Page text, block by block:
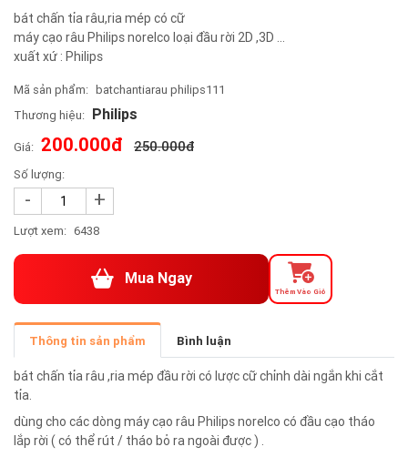
bát chấn tỉa râu,ria mép có cữ
máy cạo râu Philips norelco loại đầu rời 2D ,3D ...
xuất xứ : Philips
Mã sản phẩm:
batchantiarau philips111
Thương hiệu: Philips
Giá: 200.000đ 250.000đ
Số lượng:
- +
Lượt xem: 6438
Mua Ngay
Thêm Vào Giỏ
Thông tin sản phẩm Bình luận
bát chấn tỉa râu ,ria mép đầu rời có lược cữ chỉnh dài ngắn khi cắt
tỉa.
dùng cho các dòng máy cạo râu Philips norelco có đầu cạo tháo
lắp rời ( có thể rút / tháo bỏ ra ngoài được ) .